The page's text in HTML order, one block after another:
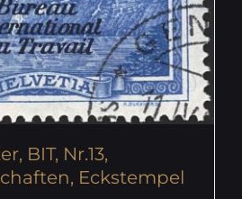
BIT, Nr.13,
Eckstempel